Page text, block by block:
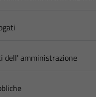
dell' amministrazione